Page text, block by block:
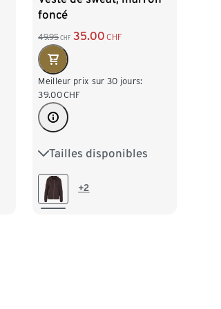
foncé
49.95 CHF 35.00 CHF
Meilleur prix sur 30 jours:
39.00CHF
Tailles disponibles
S 36/38 M 40/42
L 44/46+2